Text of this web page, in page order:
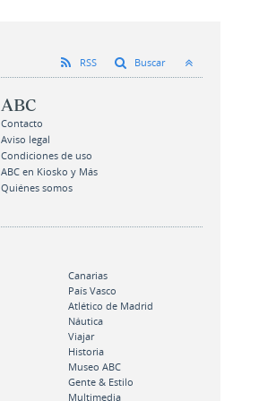
RSS Buscar
ABC
Contacto
Aviso legal
Condiciones de uso
ABC en Kiosko y Más
Quiénes somos
Canarias
País Vasco
Atlético de Madrid
Náutica
Viajar
Historia
Museo ABC
Gente & Estilo
Multimedia